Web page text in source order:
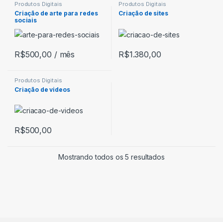
Produtos Digitais
Criação de arte para redes
sociais
R$500,00 / mês
Produtos Digitais
Criação de sites
R$1.380,00
Produtos Digitais
Criação de videos
R$500,00
Mostrando todos os 5 resultados